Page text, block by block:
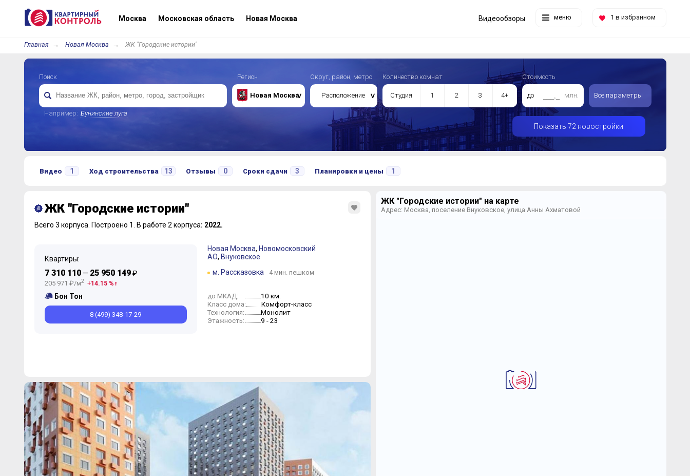
Москва Московская область Новая Москва меню 1 в избранном
Видеообзоры
Главная Новая Москва ЖК "Городские истории"
Поиск
Например: Бунинские луга
Регион
Новая Москва
Округ, район, метро
Расположение
Количество комнат
Студия 1 2 3 4+
Стоимость
до млн. Все параметры
Показать 72 новостройки
Видео 1 Ход строительства 13 Отзывы 0 Сроки сдачи 3 Планировки и цены 1
ЖК "Городские истории"
Всего 3 корпуса. Построено 1. В работе 2 корпуса: 2022.
Квартиры:
7 310 110— 25 950 149₽
205 971 ₽/м2 14.15 %
Бон Тон
8 (499) 348-17-29
Новая Москва, Новомосковский
АО, Внуковское
м. Рассказовка
4 мин. пешком
до МКАД: 10 км.
Класс дома: Комфорт-класс
Технология: Монолит
Этажность: 9 - 23
ЖК "Городские истории" на карте
Адрес: Москва, поселение Внуковское, улица Анны Ахматовой